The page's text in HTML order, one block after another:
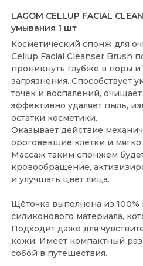
LAGOM CELLUP FACIAL
умывания 1 шт
Косметический спонж для
Cellup Facial Cleanser Brush
проникнуть глубже в поры и
загрязнения. Способствует
точек и воспалений,
эффективно удаляет пыль,
остатки косметики.
Оказывает действие
ороговевшие клетки и
Массаж таким спонжем
кровообращение,
и улучшать цвет лица.
Щёточка выполнена из 100%
силиконового материала,
Подходит даже для
кожи. Имеет компактный
собой в путешествия.